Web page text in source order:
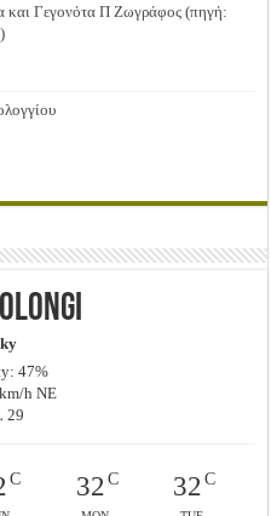
Γεγονότα Π Ζωγράφος (πηγή:
47%
h NE
29
C 32C 32C